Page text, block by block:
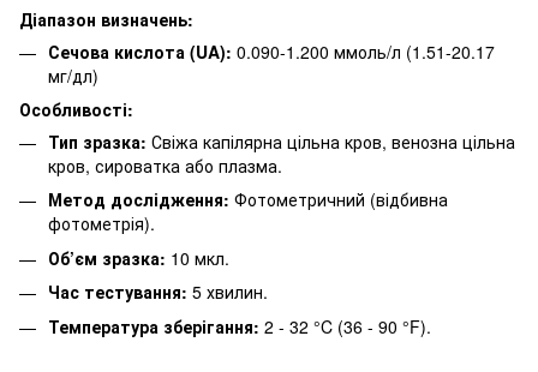
Діапазон визначень:
Сечова кислота (UA): 0.090-1.200 ммоль/л (1.51-20.17
мг/дл)
Особливості:
Тип зразка: Свіжа капілярна цільна кров, венозна цільна
кров, сироватка або плазма.
Метод дослідження: Фотометричний (відбивна
фотометрія).
Об’єм зразка: 10 мкл.
Час тестування: 5 хвилин.
Температура зберігання: 2 - 32 °C (36 - 90 °F).